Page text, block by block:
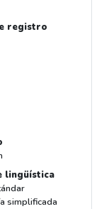
registro
lingüística
simplificada